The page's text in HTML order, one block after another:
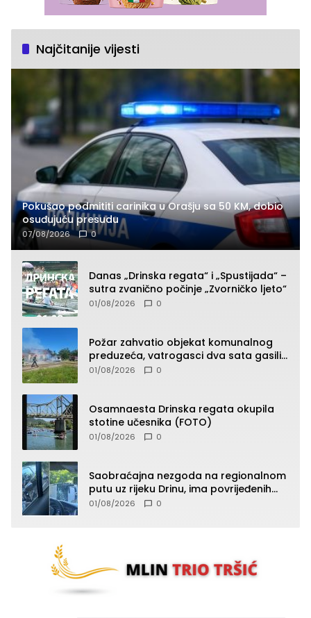
Najčitanije vijesti
Pokušao podmititi carinika u Orašju sa 50 KM, dobio
osuđujuću presudu
07/08/2026 0
Danas „Drinska regata“ i „Spustijada“ –
sutra zvanično počinje „Zvorničko ljeto“
01/08/2026 0
Požar zahvatio objekat komunalnog
preduzeća, vatrogasci dva sata gasili
vatru (FOTO)
01/08/2026 0
Osamnaesta Drinska regata okupila
stotine učesnika (FOTO)
01/08/2026 0
Saobraćajna nezgoda na regionalnom
putu uz rijeku Drinu, ima povrijeđenih
lica (FOTO)
01/08/2026 0